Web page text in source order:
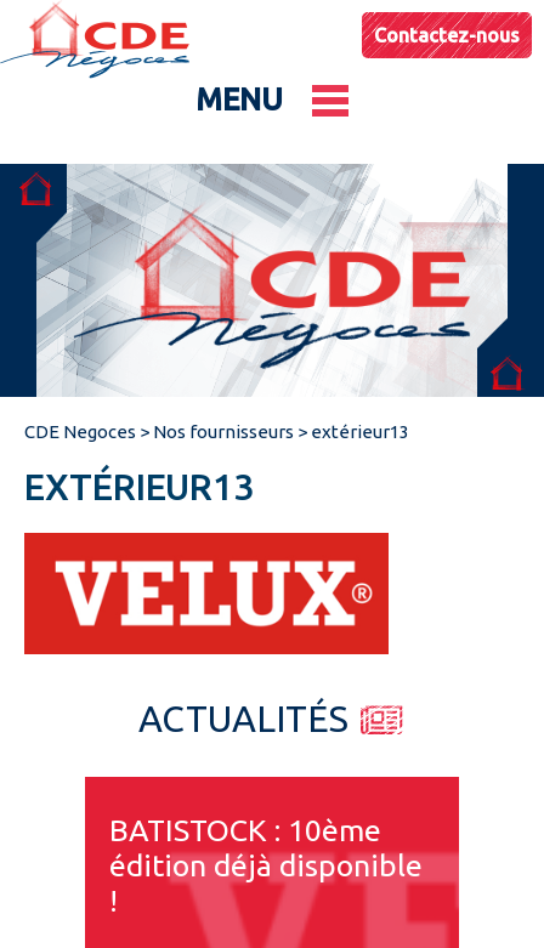
Contactez-nous
MENU
Le groupe
Nos entités
Conseils & Astuces
Actualités
Espace pro
CDE Negoces > Nos fournisseurs > extérieur13
EXTÉRIEUR13
ACTUALITÉS
BATISTOCK : 10ème
édition déjà disponible
!